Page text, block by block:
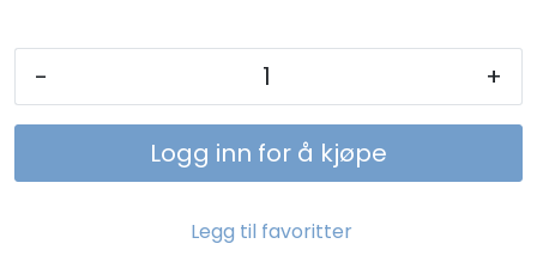
- +
Logg inn for å kjøpe
Legg til favoritter